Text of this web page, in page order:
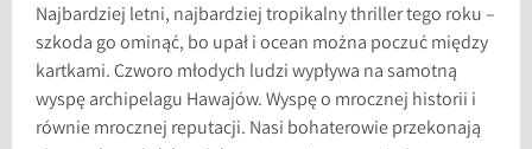
Najbardziej letni, najbardziej tropikalny thriller tego roku –
szkoda go ominąć, bo upał i ocean można poczuć między
kartkami. Czworo młodych ludzi wypływa na samotną
wyspę archipelagu Hawajów. Wyspę o mrocznej historii i
równie mrocznej reputacji. Nasi bohaterowie przekonają